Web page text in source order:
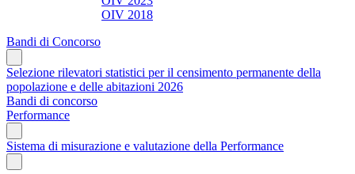
OIV 2018
Bandi di Concorso
Selezione rilevatori statistici per il censimento permanente della
popolazione e delle abitazioni 2026
Bandi di concorso
Performance
Sistema di misurazione e valutazione della Performance